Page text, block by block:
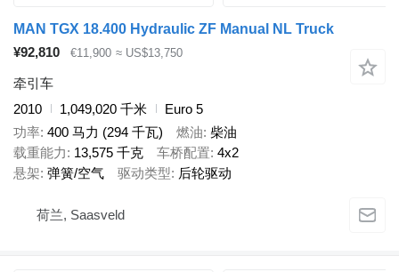
MAN TGX 18.400 Hydraulic ZF Manual NL Truck
¥92,810
€11,900 ≈ US$13,750
牵引车
2010
1,049,020 千米
Euro 5
功率 400 马力 (294 千瓦) 燃油 柴油
载重能力
13,575 千克 车桥配置 4x2
悬架 弹簧/空气 驱动类型 后轮驱动
荷兰, Saasveld